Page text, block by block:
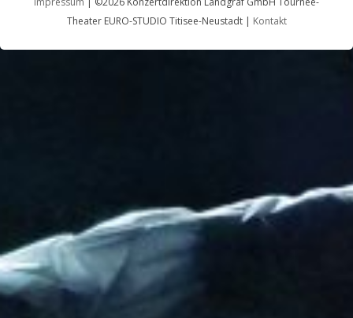
Theater EURO-STUDIO Titisee-Neustadt | Kontakt